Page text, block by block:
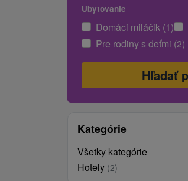
Ubytovanie
Domáci miláčik (1)
Pre rodiny s deťmi (2)
Kategórie
Všetky kategórie
Hotely (2)